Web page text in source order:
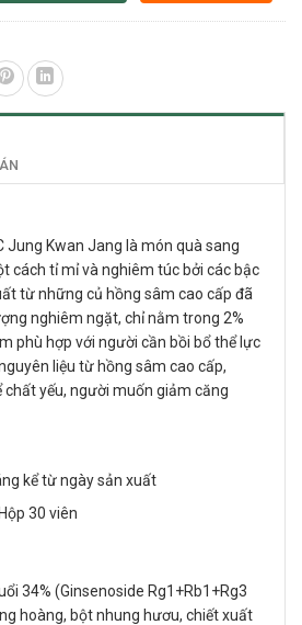
Jung Kwan Jang là món quà sang
cách tỉ mỉ và nghiêm túc bởi các bậc
từ những củ hồng sâm cao cấp đã
nghiêm ngặt, chỉ nằm trong 2%
phù hợp với người cần bồi bổ thể lực
liệu từ hồng sâm cao cấp,
yếu, người muốn giảm căng
kể từ ngày sản xuất
30 viên
34% (Ginsenoside Rg1+Rb1+Rg3
hoàng, bột nhung hươu, chiết xuất